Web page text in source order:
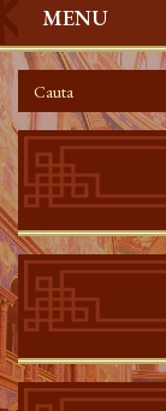
MENU